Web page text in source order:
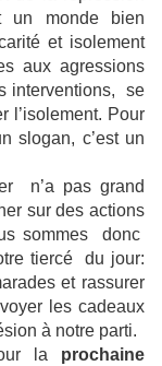
un monde bien
et isolement
aux agressions
interventions, se
l’isolement. Pour
slogan, c’est un
n’a pas grand
sur des actions
sommes donc
tiercé du jour:
et rassurer
les cadeaux
à notre parti.
la prochaine